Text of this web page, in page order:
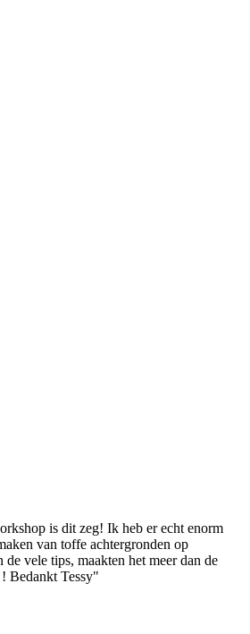
is dit zeg! Ik heb er echt enorm
van toffe achtergronden op
de vele tips, maakten het meer dan de
Bedankt Tessy"